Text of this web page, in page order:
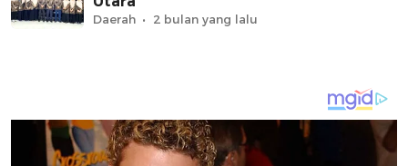
Daerah 2 bulan yang lalu